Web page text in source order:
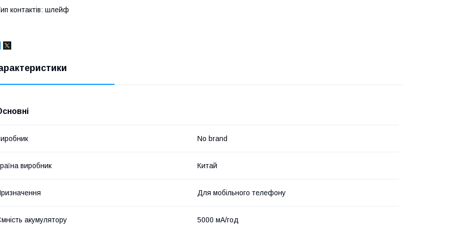
контактів: шлейф
No brand
виробник Китай
Для мобільного телефону
акумулятору 5000 мА/год